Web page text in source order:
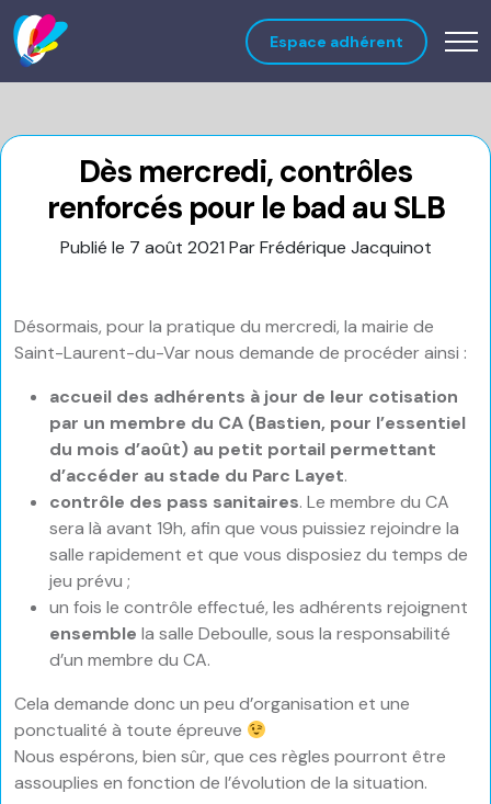
Espace adhérent
Dès mercredi, contrôles
renforcés pour le bad au SLB
Publié le 7 août 2021 Par Frédérique Jacquinot
Désormais, pour la pratique du mercredi, la mairie de
Saint-Laurent-du-Var nous demande de procéder ainsi :
accueil des adhérents à jour de leur cotisation
par un membre du CA (Bastien, pour l’essentiel
du mois d’août) au petit portail permettant
d’accéder au stade du Parc Layet.
contrôle des pass sanitaires. Le membre du CA
sera là avant 19h, afin que vous puissiez rejoindre la
salle rapidement et que vous disposiez du temps de
jeu prévu ;
un fois le contrôle effectué, les adhérents rejoignent
ensemble la salle Deboulle, sous la responsabilité
d’un membre du CA.
Cela demande donc un peu d’organisation et une
ponctualité à toute épreuve
Nous espérons, bien sûr, que ces règles pourront être
assouplies en fonction de l’évolution de la situation.